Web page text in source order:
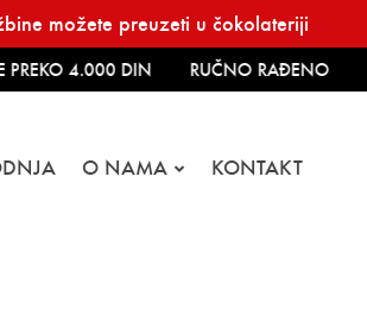
možete preuzeti u čokolateriji
PREKO 4.000 DIN RUČNO RAĐENO
O NAMA KONTAKT